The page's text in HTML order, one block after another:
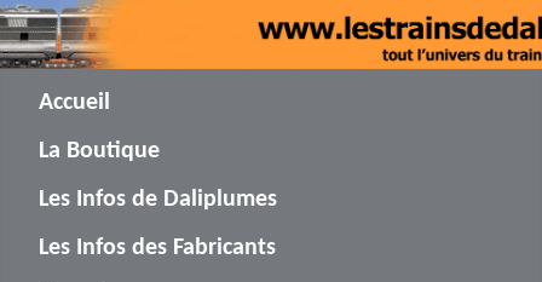
Accueil
La Boutique
Les Infos de Daliplumes
Les Infos des Fabricants